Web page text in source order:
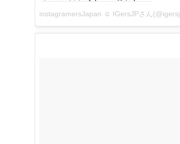
instagramersJapan ☺︎ IGersJPさん